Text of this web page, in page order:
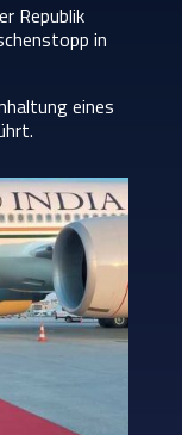
Republik
in
eines